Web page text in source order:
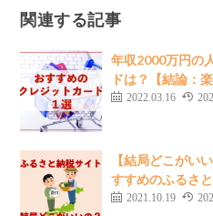
関連する記事
年収2000万円の
ドは？【結論：
2022.03.16
【結局どこがい
すすめのふるさ
2021.10.19